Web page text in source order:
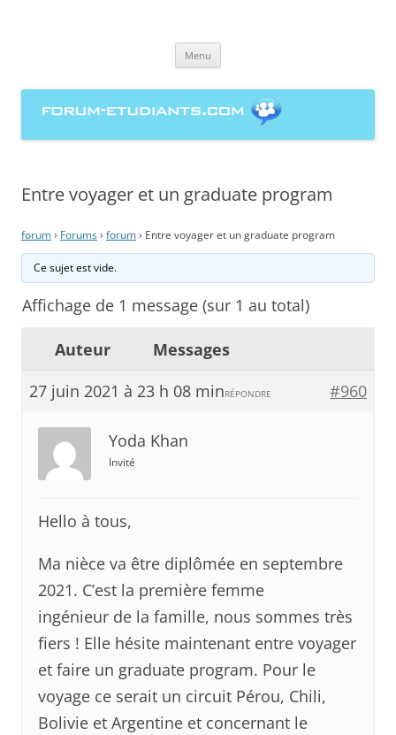
étudiante à la rédaction de
mémoires
Menu
Entre voyager et un graduate program
forum› Forums› forum› Entre voyager et un graduate program
Ce sujet est vide.
Affichage de 1 message (sur 1 au total)
Auteur
Messages
27 juin 2021 à 23 h 08 min
#960
RÉPONDRE
Yoda Khan
Invité
Hello à tous,
Ma nièce va être diplômée en septembre
2021. C’est la première femme
ingénieur de la famille, nous sommes très
fiers ! Elle hésite maintenant entre voyager
et faire un graduate program. Pour le
voyage ce serait un circuit Pérou, Chili,
Bolivie et Argentine et concernant le